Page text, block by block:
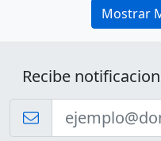
Mostrar
Recibe